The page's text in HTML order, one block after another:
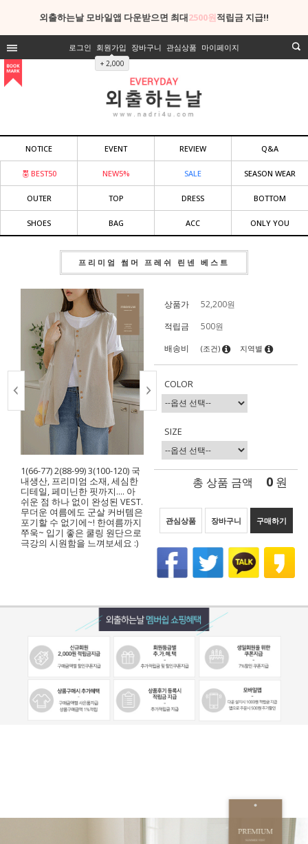
외출하는날 모바일앱 다운받으면 최대2500원적립금 지급!!
로그인 회원가입
+ 2,000
장바구니 관심상품 마이페이지
NOTICE EVENT REVIEW Q&A
BEST50 NEW5% SALE SEASON WEAR
OUTER TOP DRESS BOTTOM
SHOES BAG ACC ONLY YOU
프리미엄 썸머 프레쉬 린넨 베스트
1(66-77) 2(88-99) 3(100-120) 국
내생산, 프리미엄 소재, 세심한
디테일, 페미닌한 핏까지…. 아
쉬운 점 하나 없이 완성된 VEST.
무더운 여름에도 군살 커버템은
포기할 수 없기에~! 한여름까지
쭈욱~ 입기 좋은 쿨링 원단으로
극강의 시원함을 느껴보세요 :)
상품가 52,200원
적립금
500원
배송비
(조건) 지역별
COLOR
SIZE
총 상품 금액 0 원
관심상품 장바구니 구매하기